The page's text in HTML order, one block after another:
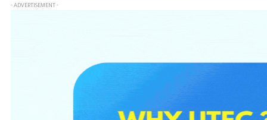
- ADVERTISEMENT -